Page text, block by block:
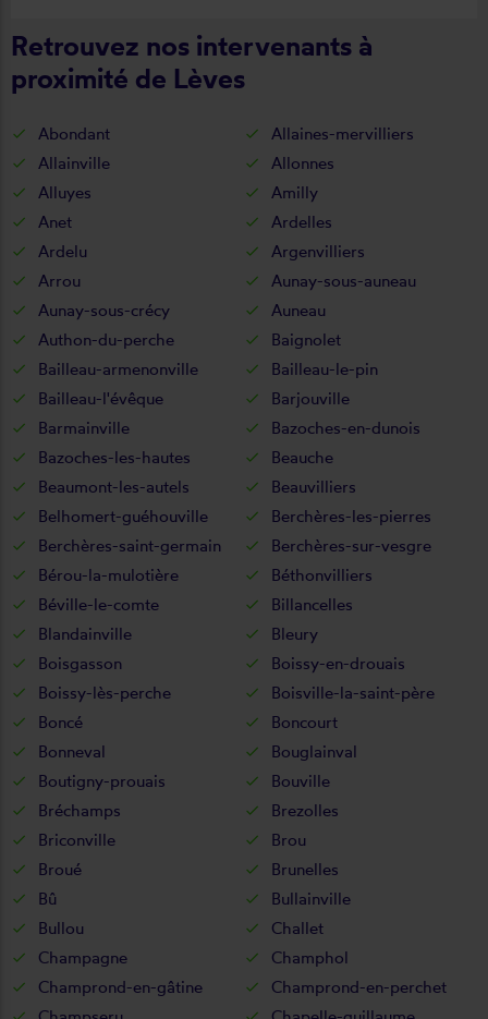
Retrouvez nos intervenants à
proximité de Lèves
Abondant
Allaines-mervilliers
Allainville
Allonnes
Alluyes
Amilly
Anet
Ardelles
Ardelu
Argenvilliers
Arrou
Aunay-sous-auneau
Aunay-sous-crécy
Auneau
Authon-du-perche
Baignolet
Bailleau-armenonville
Bailleau-le-pin
Bailleau-l'évêque
Barjouville
Barmainville
Bazoches-en-dunois
Bazoches-les-hautes
Beauche
Beaumont-les-autels
Beauvilliers
Belhomert-guéhouville
Berchères-les-pierres
Berchères-saint-germain
Berchères-sur-vesgre
Bérou-la-mulotière
Béthonvilliers
Béville-le-comte
Billancelles
Blandainville
Bleury
Boisgasson
Boissy-en-drouais
Boissy-lès-perche
Boisville-la-saint-père
Boncé
Boncourt
Bonneval
Bouglainval
Boutigny-prouais
Bouville
Bréchamps
Brezolles
Briconville
Brou
Broué
Brunelles
Bû
Bullainville
Bullou
Challet
Champagne
Champhol
Champrond-en-gâtine
Champrond-en-perchet